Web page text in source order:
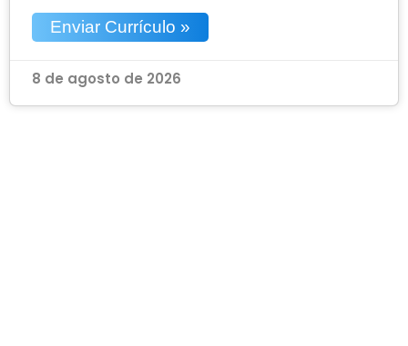
Enviar Currículo »
8 de agosto de 2026